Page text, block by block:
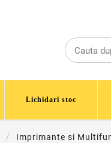
Lichidari stoc
Imprimante si